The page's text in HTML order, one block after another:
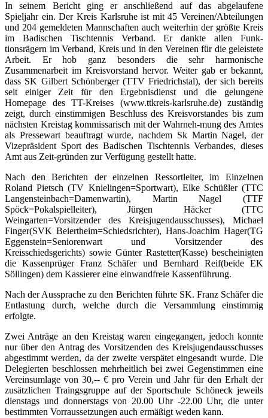
In seinem Bericht ging er anschließend auf das abgelaufene
Spieljahr ein. Der Kreis Karlsruhe ist mit 45 Vereinen/Abteilungen
und 204 gemeldeten Mannschaften auch weiterhin der größte Kreis
im Badischen Tischtennis Verband. Er dankte allen Funk-
tionsrägern im Verband, Kreis und in den Vereinen für die geleistete
Arbeit. Er hob ganz besonders die sehr harmonische
Zusammenarbeit im Kreisvorstand hervor. Weiter gab er bekannt,
dass SK Gilbert Schönberger (TTV Friedrichstal), der sich bereits
seit einiger Zeit für den Ergebnisdienst und die gelungene
Homepage des TT-Kreises (www.ttkreis-karlsruhe.de) zuständig
zeigt, durch einstimmigen Beschluss des Kreisvorstandes bis zum
nächsten Kreistag kommissarisch mit der Wahrneh-mung des Amtes
als Pressewart beauftragt wurde, nachdem Sk Martin Nagel, der
Vizepräsident Sport des Badischen Tischtennis Verbandes, dieses
Amt aus Zeit-gründen zur Verfügung gestellt hatte.
Nach den Berichten der einzelnen Ressortleiter, im Einzelnen
Roland Pietsch (TV Knielingen=Sportwart), Elke Schüßler (TTC
Langensteinbach=Damenwartin), Martin Nagel (TTF
Spöck=Pokalspielleiter), Jürgen Häcker (TTC
Weingarten=Vorsitzender des Kreisjugendausschusses), Michael
Finger(SVK Beiertheim=Schiedsrichter), Hans-Joachim Hager(TG
Eggenstein=Seniorenwart und Vorsitzender des
Kreisschiedsgerichts) sowie Günter Rastetter(Kasse) bescheinigten
die Kassenprüger Franz Schäfer und Bernhard Reif(beide EK
Söllingen) dem Kassierer eine einwandfreie Kassenführung.
Nach der Aussprache zu den Berichten führte SK. Franz Schäfer die
Entlastung durch, welche durch die Versammlung einstimmig
erfolgte.
Zwei Anträge an den Kreistag waren eingegangen, jedoch konnte
nur über den Antrag des Vorsitzenden des Kreisjugendausschusses
abgestimmt werden, da der zweite verspätet eingesandt wurde. Die
Delegierten beschlossen mehrheitlich bei zwei Gegenstimmen eine
Vereinsumlage von 30,-- € pro Verein und Jahr für den Erhalt der
zusätzlichen Traingsgruppe auf der Sportschule Schöneck jeweils
dienstags und donnerstags von 20.00 Uhr -22.00 Uhr, die unter
bestimmten Vorraussetzungen auch ermäßigt weden kann.